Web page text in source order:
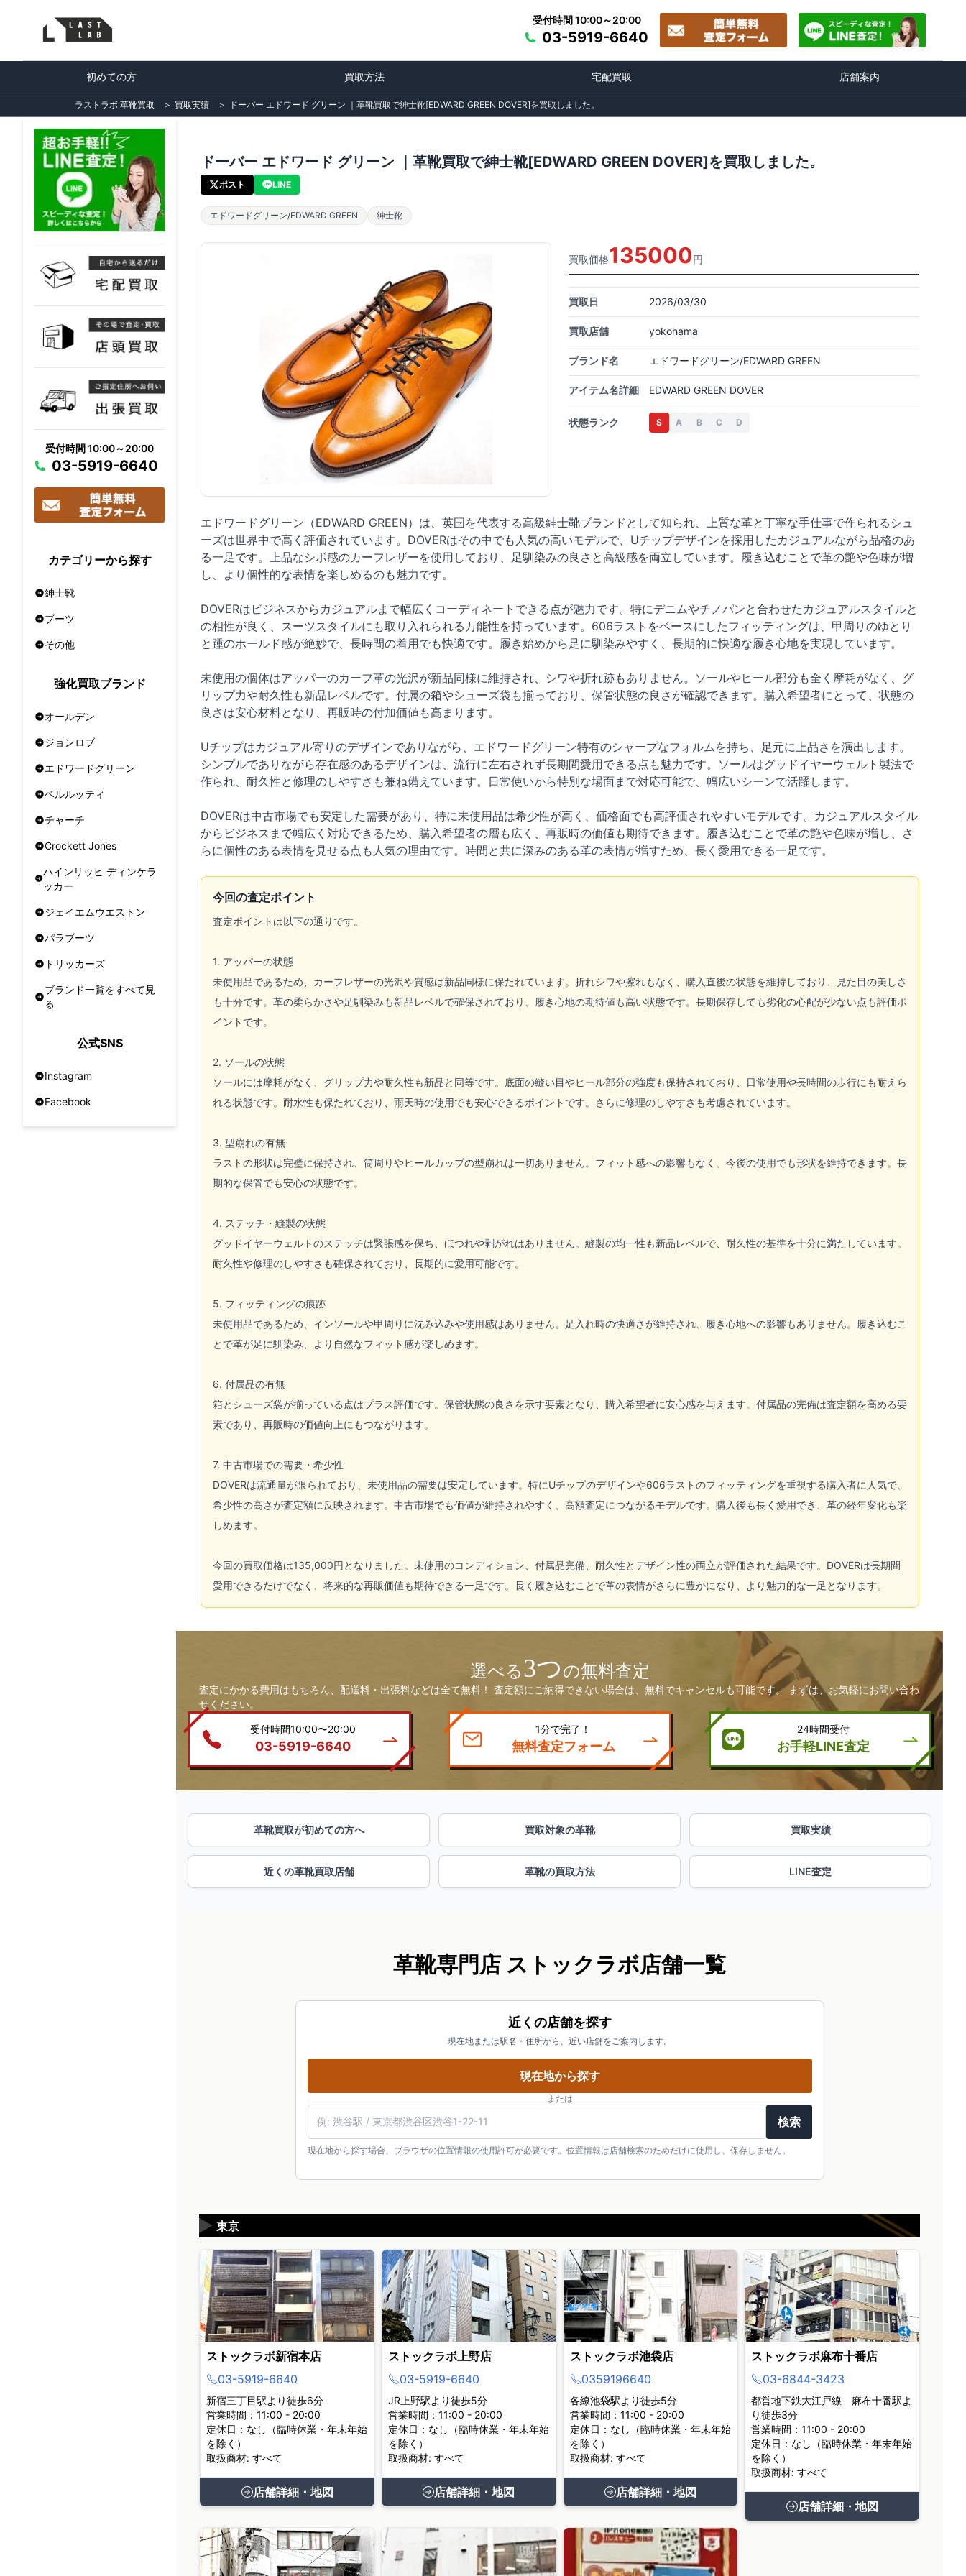
受付時間 10:00～20:00
03-5919-6640
初めての方 買取方法 宅配買取 店舗案内
ラストラボ 革靴買取 ＞ 買取実績 ＞ ドーバー エドワード グリーン ｜革靴買取で紳士靴[EDWARD GREEN DOVER]を買取しました。
受付時間 10:00～20:00
03-5919-6640
カテゴリーから探す
紳士靴
ブーツ
その他
強化買取ブランド
オールデン
ジョンロブ
エドワードグリーン
ベルルッティ
チャーチ
Crockett Jones
ハインリッヒ ディンケラ
ッカー
ジェイエムウエストン
パラブーツ
トリッカーズ
ブランド一覧をすべて見
る
公式SNS
Instagram
Facebook
ドーバー エドワード グリーン ｜革靴買取で紳士靴[EDWARD GREEN DOVER]を買取しました。
ポスト LINE
エドワードグリーン/EDWARD GREEN 紳士靴
買取価格135000円
買取日 2026/03/30
買取店舗 yokohama
ブランド名 エドワードグリーン/EDWARD GREEN
アイテム名詳細 EDWARD GREEN DOVER
状態ランク S A B C D
エドワードグリーン（EDWARD GREEN）は、英国を代表する高級紳士靴ブランドとして知られ、上質な革と丁寧な手仕事で作られるシュ
ーズは世界中で高く評価されています。DOVERはその中でも人気の高いモデルで、Uチップデザインを採用したカジュアルながら品格のあ
る一足です。上品なシボ感のカーフレザーを使用しており、足馴染みの良さと高級感を両立しています。履き込むことで革の艶や色味が増
し、より個性的な表情を楽しめるのも魅力です。
DOVERはビジネスからカジュアルまで幅広くコーディネートできる点が魅力です。特にデニムやチノパンと合わせたカジュアルスタイルと
の相性が良く、スーツスタイルにも取り入れられる万能性を持っています。606ラストをベースにしたフィッティングは、甲周りのゆとり
と踵のホールド感が絶妙で、長時間の着用でも快適です。履き始めから足に馴染みやすく、長期的に快適な履き心地を実現しています。
未使用の個体はアッパーのカーフ革の光沢が新品同様に維持され、シワや折れ跡もありません。ソールやヒール部分も全く摩耗がなく、グ
リップ力や耐久性も新品レベルです。付属の箱やシューズ袋も揃っており、保管状態の良さが確認できます。購入希望者にとって、状態の
良さは安心材料となり、再販時の付加価値も高まります。
Uチップはカジュアル寄りのデザインでありながら、エドワードグリーン特有のシャープなフォルムを持ち、足元に上品さを演出します。
シンプルでありながら存在感のあるデザインは、流行に左右されず長期間愛用できる点も魅力です。ソールはグッドイヤーウェルト製法で
作られ、耐久性と修理のしやすさも兼ね備えています。日常使いから特別な場面まで対応可能で、幅広いシーンで活躍します。
DOVERは中古市場でも安定した需要があり、特に未使用品は希少性が高く、価格面でも高評価されやすいモデルです。カジュアルスタイル
からビジネスまで幅広く対応できるため、購入希望者の層も広く、再販時の価値も期待できます。履き込むことで革の艶や色味が増し、さ
らに個性のある表情を見せる点も人気の理由です。時間と共に深みのある革の表情が増すため、長く愛用できる一足です。
今回の査定ポイント
査定ポイントは以下の通りです。
1. アッパーの状態
未使用品であるため、カーフレザーの光沢や質感は新品同様に保たれています。折れシワや擦れもなく、購入直後の状態を維持しており、見た目の美しさ
も十分です。革の柔らかさや足馴染みも新品レベルで確保されており、履き心地の期待値も高い状態です。長期保存しても劣化の心配が少ない点も評価ポ
イントです。
2. ソールの状態
ソールには摩耗がなく、グリップ力や耐久性も新品と同等です。底面の縫い目やヒール部分の強度も保持されており、日常使用や長時間の歩行にも耐えら
れる状態です。耐水性も保たれており、雨天時の使用でも安心できるポイントです。さらに修理のしやすさも考慮されています。
3. 型崩れの有無
ラストの形状は完璧に保持され、筒周りやヒールカップの型崩れは一切ありません。フィット感への影響もなく、今後の使用でも形状を維持できます。長
期的な保管でも安心の状態です。
4. ステッチ・縫製の状態
グッドイヤーウェルトのステッチは緊張感を保ち、ほつれや剥がれはありません。縫製の均一性も新品レベルで、耐久性の基準を十分に満たしています。
耐久性や修理のしやすさも確保されており、長期的に愛用可能です。
5. フィッティングの痕跡
未使用品であるため、インソールや甲周りに沈み込みや使用感はありません。足入れ時の快適さが維持され、履き心地への影響もありません。履き込むこ
とで革が足に馴染み、より自然なフィット感が楽しめます。
6. 付属品の有無
箱とシューズ袋が揃っている点はプラス評価です。保管状態の良さを示す要素となり、購入希望者に安心感を与えます。付属品の完備は査定額を高める要
素であり、再販時の価値向上にもつながります。
7. 中古市場での需要・希少性
DOVERは流通量が限られており、未使用品の需要は安定しています。特にUチップのデザインや606ラストのフィッティングを重視する購入者に人気で、
希少性の高さが査定額に反映されます。中古市場でも価値が維持されやすく、高額査定につながるモデルです。購入後も長く愛用でき、革の経年変化も楽
しめます。
今回の買取価格は135,000円となりました。未使用のコンディション、付属品完備、耐久性とデザイン性の両立が評価された結果です。DOVERは長期間
愛用できるだけでなく、将来的な再販価値も期待できる一足です。長く履き込むことで革の表情がさらに豊かになり、より魅力的な一足となります。
選べる3つの無料査定
査定にかかる費用はもちろん、配送料・出張料などは全て無料！ 査定額にご納得できない場合は、無料でキャンセルも可能です。 まずは、お気軽にお問い合わ
せください。
受付時間10:00〜20:00
03-5919-6640
1分で完了！
無料査定フォーム
24時間受付
お手軽LINE査定
革靴買取が初めての方へ 買取対象の革靴 買取実績
近くの革靴買取店舗 革靴の買取方法 LINE査定
革靴専門店 ストックラボ店舗一覧
近くの店舗を探す
現在地または駅名・住所から、近い店舗をご案内します。
現在地から探す
または
検索
現在地から探す場合、ブラウザの位置情報の使用許可が必要です。位置情報は店舗検索のためだけに使用し、保存しません。
東京
▶
ストックラボ新宿本店
03-5919-6640
新宿三丁目駅より徒歩6分
営業時間：11:00 - 20:00
定休日：なし（臨時休業・年末年始
を除く）
取扱商材: すべて
店舗詳細・地図
ストックラボ上野店
03-5919-6640
JR上野駅より徒歩5分
営業時間：11:00 - 20:00
定休日：なし（臨時休業・年末年始
を除く）
取扱商材: すべて
店舗詳細・地図
ストックラボ池袋店
0359196640
各線池袋駅より徒歩5分
営業時間：11:00 - 20:00
定休日：なし（臨時休業・年末年始
を除く）
取扱商材: すべて
店舗詳細・地図
ストックラボ麻布十番店
03-6844-3423
都営地下鉄大江戸線 麻布十番駅よ
り徒歩3分
営業時間：11:00 - 20:00
定休日：なし（臨時休業・年末年始
を除く）
取扱商材: すべて
店舗詳細・地図